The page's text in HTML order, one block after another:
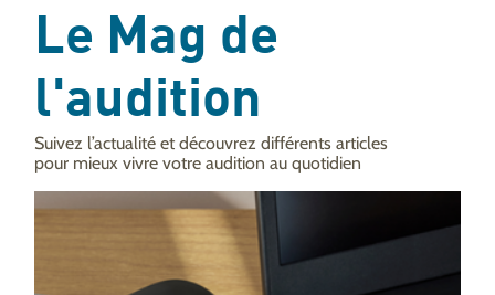
Le Mag de
l'audition
Suivez l’actualité et découvrez différents articles
pour mieux vivre votre audition au quotidien